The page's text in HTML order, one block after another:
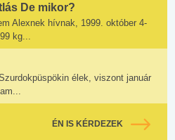
De mikor?
Alexnek hívnak, 1999. október 4-
kg...
élek, viszont január
ÉN IS KÉRDEZEK